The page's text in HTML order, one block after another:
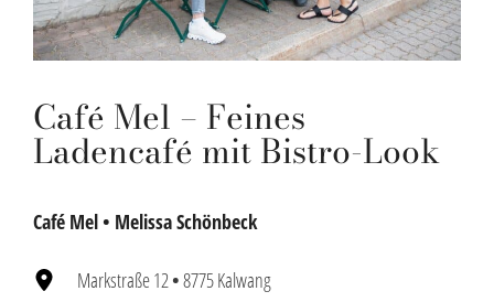
Café Mel – Feines
Ladencafé mit Bistro-Look
Café Mel • Melissa Schönbeck
Markstraße 12•8775 Kalwang